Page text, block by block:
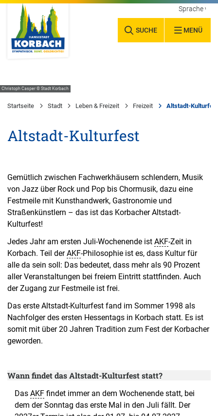
SUCHE MENÜ
Sprache
Christoph Casper © Stadt Korbach
Startseite Stadt Leben & Freizeit Freizeit Altstadt-Kulturfest
Altstadt-Kulturfest
Gemütlich zwischen Fachwerkhäusern schlendern, Musik
von Jazz über Rock und Pop bis Chormusik, dazu eine
Festmeile mit Kunsthandwerk, Gastronomie und
Straßenkünstlern – das ist das Korbacher Altstadt-
Kulturfest!
Jedes Jahr am ersten Juli-Wochenende ist AKF-Zeit in
Korbach. Teil derAKF-Philosophie ist es, dass Kultur für
alle da sein soll: Das bedeutet, dass mehr als 90 Prozent
aller Veranstaltungen bei freiem Eintritt stattfinden. Auch
der Zugang zur Festmeile ist frei.
Das erste Altstadt-Kulturfest fand im Sommer 1998 als
Nachfolger des ersten Hessentags in Korbach statt. Es ist
somit mit über 20 Jahren Tradition zum Fest der Korbacher
geworden.
Wann findet das Altstadt-Kulturfest statt?
Das AKF findet immer an dem Wochenende statt, bei
dem der Sonntag das erste Mal in den Juli fällt. Der